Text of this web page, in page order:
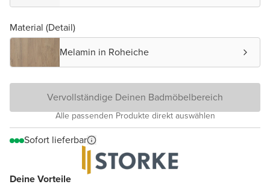
Deine Vorteile
Material (Detail)
Melamin in Roheiche
Vervollständige Deinen Badmöbelbereich
Alle passenden Produkte direkt auswählen
Sofort lieferbar